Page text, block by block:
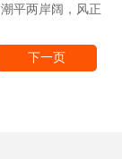
平两岸阔，风正
下一页